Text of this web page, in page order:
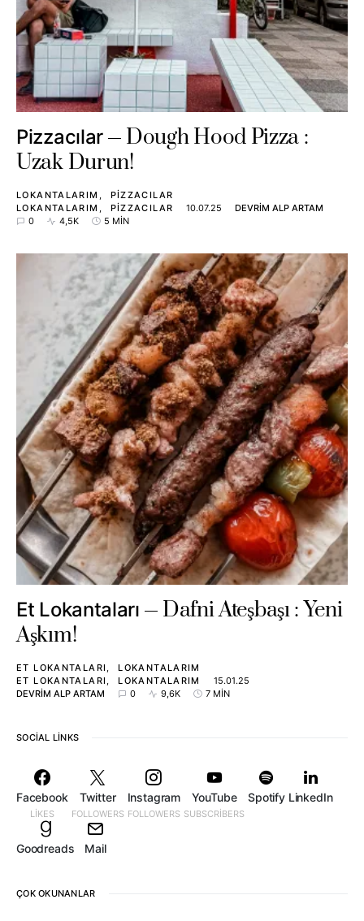
Pizzacılar
Dough Hood Pizza :
Uzak Durun!
LOKANTALARIM
PIZZACILAR
LOKANTALARIM
PIZZACILAR 10.07.25
DEVRIM ALP ARTAM
0
4,5K 5 MIN
Et Lokantaları
Dafni Ateşbaşı : Yeni
Aşkım!
ET LOKANTALARI
LOKANTALARIM
ET LOKANTALARI
LOKANTALARIM
15.01.25
DEVRIM ALP ARTAM
0 9,6K 7 MIN
SOCIAL LINKS
Facebook
LIKES
Twitter
FOLLOWERS
Instagram
FOLLOWERS
YouTube
SUBSCRIBERS
Spotify LinkedIn
Goodreads Mail
ÇOK OKUNANLAR